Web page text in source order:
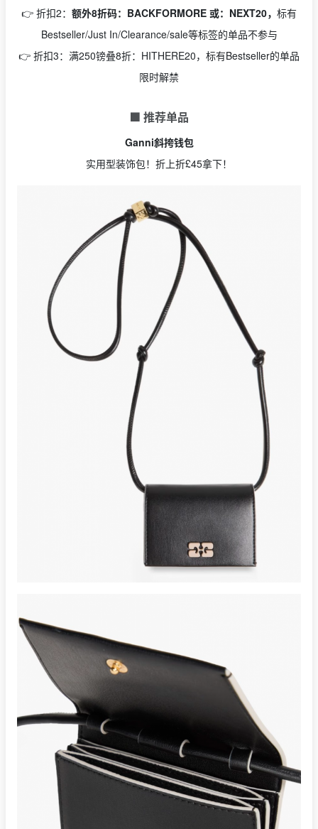
👉 折扣2： 额外8折码：BACKFORMORE 或：NEXT20， 标有
Bestseller/Just In/Clearance/sale等标签的单品不参与
👉 折扣3：满250镑叠8折：HITHERE20，标有Bestseller的单品
限时解禁
🟩 推荐单品
Ganni斜挎钱包
实用型装饰包！折上折£45拿下！